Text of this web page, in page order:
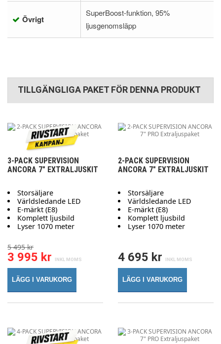
Övrigt
SuperBoost-funktion, 95%
ljusgenomsläpp
TILLGÄNGLIGA PAKET FÖR DENNA PRODUKT
3-PACK SUPERVISION
ANCORA 7" EXTRALJUSKIT
Storsäljare
Världsledande LED
E-märkt (E8)
Komplett ljusbild
Lyser 1070 meter
5 495 kr
3 995 kr
LÄGG I VARUKORG
2-PACK SUPERVISION
ANCORA 7" EXTRALJUSKIT
Storsäljare
Världsledande LED
E-märkt (E8)
Komplett ljusbild
Lyser 1070 meter
4 695 kr
LÄGG I VARUKORG